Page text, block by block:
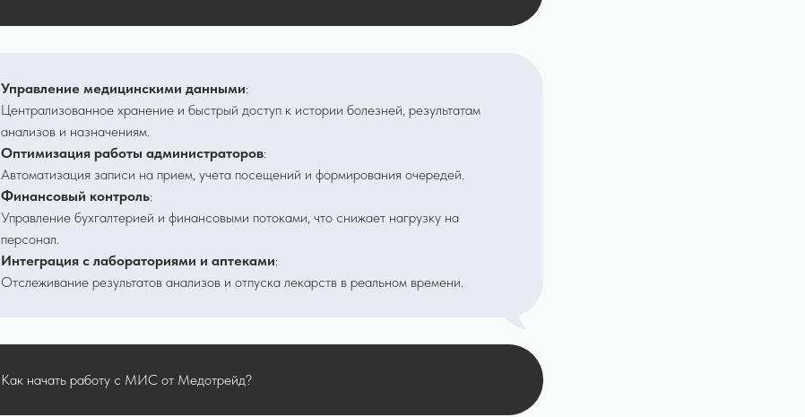
Управление медицинскими данными:
Централизованное хранение и быстрый доступ к истории болезней, результатам
анализов и назначениям.
Оптимизация работы администраторов:
Автоматизация записи на прием, учета посещений и формирования очередей.
Финансовый контроль:
Управление бухгалтерией и финансовыми потоками, что снижает нагрузку на
персонал.
Интеграция с лабораториями и аптеками:
Отслеживание результатов анализов и отпуска лекарств в реальном времени.
Как начать работу с МИС от Медотрейд?